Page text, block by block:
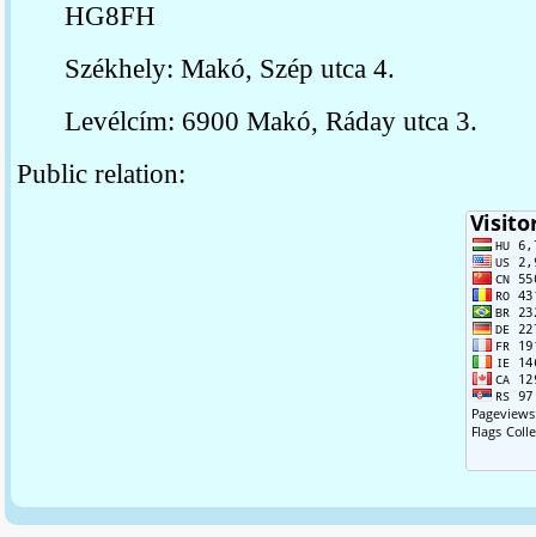
HG8FH
Székhely: Makó, Szép utca 4.
Levélcím: 6900 Makó, Ráday utca 3.
Public relation: